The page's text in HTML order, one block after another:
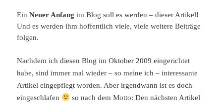
EinNeuer Anfang im Blog soll es werden – dieser Artikel!
Und es werden ihm hoffentlich viele, viele weitere Beiträge
folgen.
Nachdem ich diesen Blog im Oktober 2009 eingerichtet
habe, sind immer mal wieder – so meine ich – interessante
Artikel eingepflegt worden. Aber irgendwann ist es doch
eingeschlafen
so nach dem Motto: Den nächsten Artikel